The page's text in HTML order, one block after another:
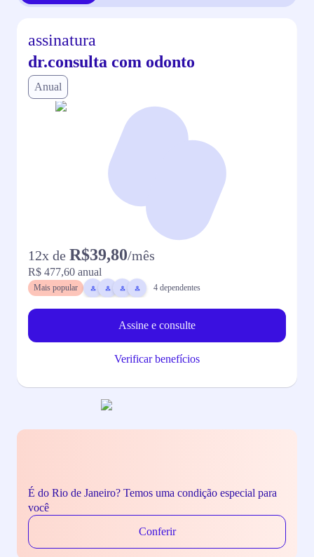
assinatura
dr.consulta com odonto
Anual
12x de R$39,80/mês
R$ 477,60 anual
Mais popular 4 dependentes
Assine e consulte
Verificar benefícios
É do Rio de Janeiro? Temos uma condição especial para
você
Conferir